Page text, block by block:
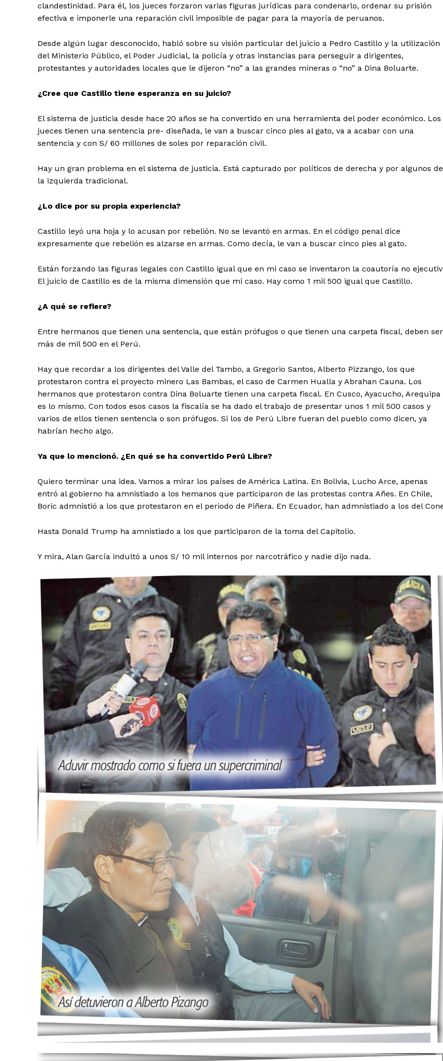
SUSCRIBETE
Diario los Andes
Nosotros
Contacto
Prensa
clandestinidad. Para él, los jueces forzaron varias figuras jurídicas para condenarlo, ordenar su prisión
efectiva e imponerle una reparación civil imposible de pagar para la mayoría de peruanos.
Desde algún lugar desconocido, habló sobre su visión particular del juicio a Pedro Castillo y la utilización
del Ministerio Público, el Poder Judicial, la policía y otras instancias para perseguir a dirigentes,
protestantes y autoridades locales que le dijeron “no” a las grandes mineras o “no” a Dina Boluarte.
¿Cree que Castillo tiene esperanza en su juicio?
El sistema de justicia desde hace 20 años se ha convertido en una herramienta del poder económico. Los
jueces tienen una sentencia pre- diseñada, le van a buscar cinco pies al gato, va a acabar con una
sentencia y con S/ 60 millones de soles por reparación civil.
Hay un gran problema en el sistema de justicia. Está capturado por políticos de derecha y por algunos de
la izquierda tradicional.
¿Lo dice por su propia experiencia?
Castillo leyó una hoja y lo acusan por rebelión. No se levantó en armas. En el código penal dice
expresamente que rebelión es alzarse en armas. Como decía, le van a buscar cinco pies al gato.
Están forzando las figuras legales con Castillo igual que en mi caso se inventaron la coautoría no
El juicio de Castillo es de la misma dimensión que mi caso. Hay como 1 mil 500 igual que Castillo.
¿A qué se refiere?
Entre hermanos que tienen una sentencia, que están prófugos o que tienen una carpeta fiscal, deben ser
más de mil 500 en el Perú.
Hay que recordar a los dirigentes del Valle del Tambo, a Gregorio Santos, Alberto Pizzango, los que
protestaron contra el proyecto minero Las Bambas, el caso de Carmen Hualla y Abrahan Cauna. Los
hermanos que protestaron contra Dina Boluarte tienen una carpeta fiscal. En Cusco, Ayacucho, Arequipa
es lo mismo. Con todos esos casos la fiscalía se ha dado el trabajo de presentar unos 1 mil 500 casos y
varios de ellos tienen sentencia o son prófugos. Si los de Perú Libre fueran del pueblo como dicen, ya
habrían hecho algo.
Ya que lo mencionó. ¿En qué se ha convertido Perú Libre?
Quiero terminar una idea. Vamos a mirar los países de América Latina. En Bolivia, Lucho Arce, apenas
entró al gobierno ha amnistiado a los hemanos que participaron de las protestas contra Añes. En Chile,
Boric admnistió a los que protestaron en el periodo de Piñera. En Ecuador, han admnistiado a los del
Hasta Donald Trump ha amnistiado a los que participaron de la toma del Capitolio.
Y mira, Alan García indultó a unos S/ 10 mil internos por narcotráfico y nadie dijo nada.